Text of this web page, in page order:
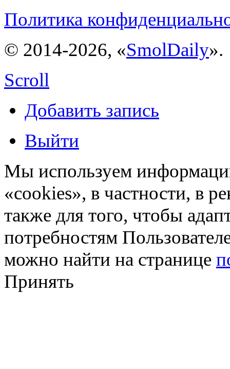
Политика
© 2014-2026, «SmolDaily».
Scroll
Добавить запись
Выйти
Мы используем
«cookies», в частности, в
также для того, чтобы
потребностям
можно найти на странице
Принять